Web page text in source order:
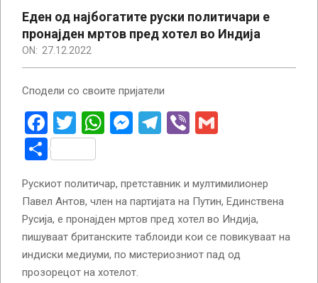
Еден од најбогатите руски политичари е
пронајден мртов пред хотел во Индија
ON: 27.12.2022
Сподели со своите пријатели
Facebook
Twitter
WhatsApp
Messenger
Telegram
Viber
Share
Рускиот политичар, претставник и мултимилионер
Павел Антов, член на партијата на Путин, Единствена
Русија, е пронајден мртов пред хотел во Индија,
пишуваат британските таблоиди кои се повикуваат на
индиски медиуми, по мистериозниот пад од
прозорецот на хотелот.